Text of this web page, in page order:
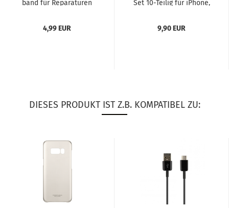
band für Re­pa­ra­tu­ren
4,99 EUR
Set 10-​Tei­lig für iPho­ne,
9,90 EUR
DIESES PRODUKT IST Z.B. KOMPATIBEL ZU: